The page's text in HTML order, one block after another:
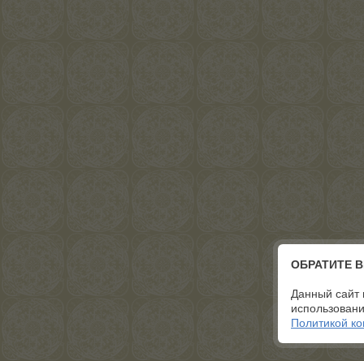
ОБРАТИТЕ
Данный сайт
Политикой